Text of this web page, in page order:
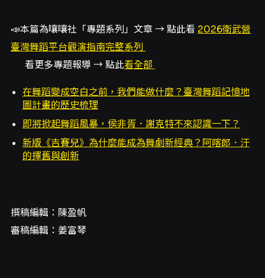
📣本篇為嚷嚷社「專題系列」文章 → 點此看 2026衛武營
臺灣舞蹈平台觀演指南完整系列
看更多專題報導 → 點此看全部
在舞蹈變成空白之前，我們能做什麼？臺灣舞蹈記憶地
圖計畫的歷史梳理
即將掀起舞蹈風暴，侯非胥．謝克特不來認識一下？
新版《吉賽兒》為什麼能成為舞劇新經典？阿喀郎．汗
的擇舊與創新
撰稿編輯：陳盈帆
審稿編輯：姜富琴